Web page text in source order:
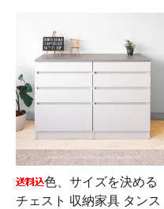
色、サイズを決める
チェスト 収納家具 タンス